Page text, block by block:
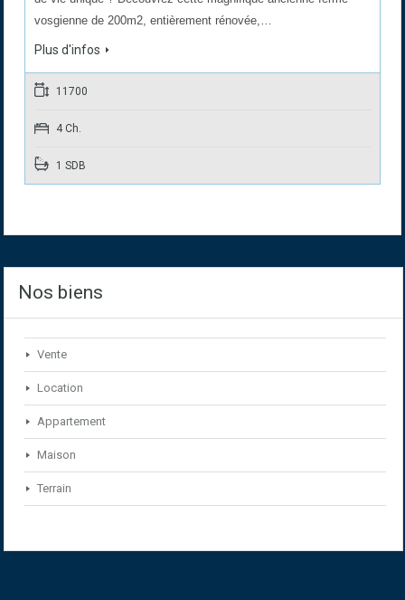
vosgienne de 200m2, entièrement rénovée,…
Plus d'infos
11700
4 Ch.
1 SDB
Nos biens
Vente
Location
Appartement
Maison
Terrain